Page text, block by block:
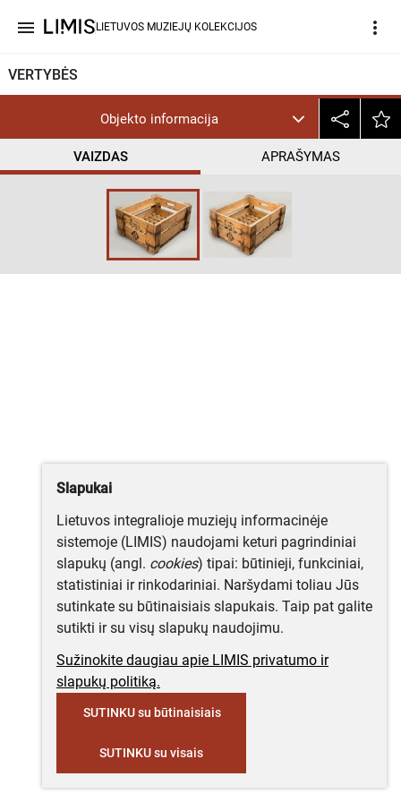
menu LIETUVOS MUZIEJŲ KOLEKCIJOS more_vert
VERTYBĖS
Objekto informacija
VAIZDAS APRAŠYMAS
Slapukai
Lietuvos integralioje muziejų informacinėje
sistemoje (LIMIS) naudojami keturi pagrindiniai
slapukų (angl. cookies) tipai: būtinieji, funkciniai,
statistiniai ir rinkodariniai. Naršydami toliau Jūs
sutinkate su būtinaisiais slapukais. Taip pat galite
sutikti ir su visų slapukų naudojimu.
Sužinokite daugiau apie LIMIS privatumo ir
slapukų politiką.
SUTINKU su būtinaisiais
SUTINKU su visais